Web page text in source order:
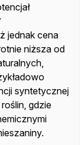
jednak cena
niższa od
syntetycznej
gdzie